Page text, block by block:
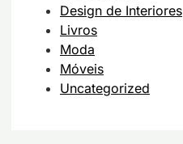
Design de Interiores
Livros
Moda
Móveis
Uncategorized